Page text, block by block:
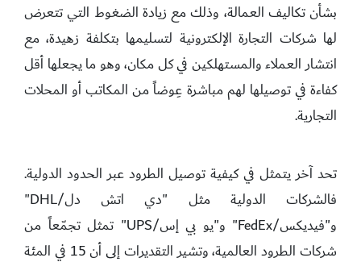
بشأن تكاليف العمالة، وذلك مع زيادة الضغوط التي تتعرض
لها شركات التجارة الإلكترونية لتسليمها بتكلفة زهيدة، مع
انتشار العملاء والمستهلكين في كل مكان، وهو ما يجعلها أقل
كفاءة في توصيلها لهم مباشرة عِوضاً من المكاتب أو المحلات
التجارية.
تحد آخر يتمثل في كيفية توصيل الطرود عبر الحدود الدولية.
فالشركات الدولية مثل "دي اتش دل/DHL"
و"فيديكس/FedEx" و"يو بي إس/UPS" تمثل تجمّعاً من
شركات الطرود العالمية، وتشير التقديرات إلى أن 15 في المئة